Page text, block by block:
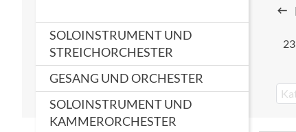
SOLOINSTRUMENT UND
STREICHORCHESTER
GESANG UND ORCHESTER
SOLOINSTRUMENT UND
KAMMERORCHESTER